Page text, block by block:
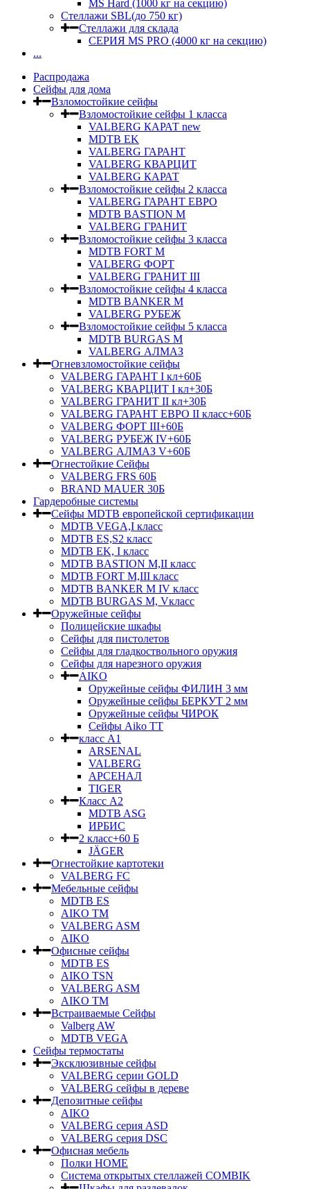
MS Hard (1000 кг на секцию)
Стеллажи SBL(до 750 кг)
Стеллажи для склада
СЕРИЯ MS PRO (4000 кг на секцию)
...
Распродажа
Сейфы для дома
Взломостойкие сейфы
Взломостойкие сейфы 1 класса
VALBERG КАРАТ new
MDTB EK
VALBERG ГАРАНТ
VALBERG КВАРЦИТ
VALBERG КАРАТ
Взломостойкие сейфы 2 класса
VALBERG ГАРАНТ ЕВРО
MDTB BASTION M
VALBERG ГРАНИТ
Взломостойкие сейфы 3 класса
MDTB FORT M
VALBERG ФОРТ
VALBERG ГРАНИТ III
Взломостойкие сейфы 4 класса
MDTB BANKER M
VALBERG РУБЕЖ
Взломостойкие сейфы 5 класса
MDTB BURGAS M
VALBERG АЛМАЗ
Огневзломостойкие сейфы
VALBERG ГАРАНТ I кл+60Б
VALBERG КВАРЦИТ I кл+30Б
VALBERG ГРАНИТ II кл+30Б
VALBERG ГАРАНТ ЕВРО II класс+60Б
VALBERG ФОРТ III+60Б
VALBERG РУБЕЖ IV+60Б
VALBERG АЛМАЗ V+60Б
Огнестойкие Сейфы
VALBERG FRS 60Б
BRAND MAUER 30Б
Гардеробные системы
Сейфы MDTB европейской сертификации
MDTB VEGA,I класс
MDTB ES,S2 класс
MDTB EK, I класс
MDTB BASTION M,II класс
MDTB FORT M,III класс
MDTB BANKER M IV класс
MDTB BURGAS M, Vкласс
Оружейные сейфы
Полицейские шкафы
Сейфы для пистолетов
Сейфы для гладкоствольного оружия
Сейфы для нарезного оружия
AIKO
Оружейные сейфы ФИЛИН 3 мм
Оружейные сейфы БЕРКУТ 2 мм
Оружейные сейфы ЧИРОК
Сейфы Aikо ТТ
класс А1
ARSENAL
VALBERG
АРСЕНАЛ
TIGER
Класс А2
MDTB ASG
ИРБИС
2 класс+60 Б
JÄGER
Огнестойкие картотеки
VALBERG FC
Мебельные сейфы
MDTB ES
AIKO TM
VALBERG ASM
AIKO
Офисные сейфы
MDTB ES
AIKO TSN
VALBERG ASM
AIKO TM
Встраиваемые Сейфы
Valberg AW
MDTB VEGA
Сейфы термостаты
Эксклюзивные сейфы
VALBERG серии GOLD
VALBERG сейфы в дереве
Депозитные сейфы
AIKO
VALBERG серия ASD
VALBERG серия DSC
Офисная мебель
Полки HOME
Система открытых стеллажей COMBIK